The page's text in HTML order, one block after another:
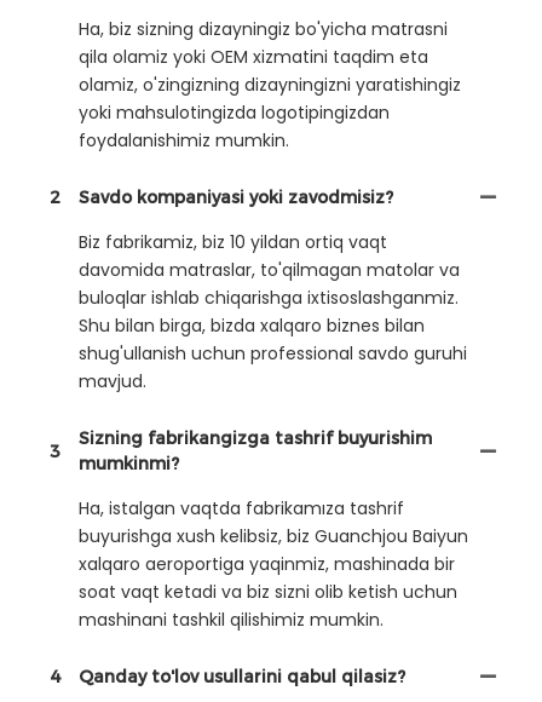
Ha, biz sizning dizayningiz bo'yicha matrasni
qila olamiz yoki OEM xizmatini taqdim eta
olamiz, o'zingizning dizayningizni yaratishingiz
yoki mahsulotingizda logotipingizdan
foydalanishimiz mumkin.
2 Savdo kompaniyasi yoki zavodmisiz?
Biz fabrikamiz, biz 10 yildan ortiq vaqt
davomida matraslar, to'qilmagan matolar va
buloqlar ishlab chiqarishga ixtisoslashganmiz.
Shu bilan birga, bizda xalqaro biznes bilan
shug'ullanish uchun professional savdo guruhi
mavjud.
3
Sizning fabrikangizga tashrif buyurishim
mumkinmi?
Ha, istalgan vaqtda fabrikamıza tashrif
buyurishga xush kelibsiz, biz Guanchjou Baiyun
xalqaro aeroportiga yaqinmiz, mashinada bir
soat vaqt ketadi va biz sizni olib ketish uchun
mashinani tashkil qilishimiz mumkin.
4 Qanday to'lov usullarini qabul qilasiz?